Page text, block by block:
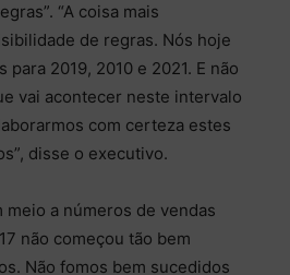
“A coisa mais
de regras. Nós hoje
para 2019, 2010 e 2021. E não
vai acontecer neste intervalo
com certeza estes
disse o executivo.
a números de vendas
não começou tão bem
Não fomos bem sucedidos